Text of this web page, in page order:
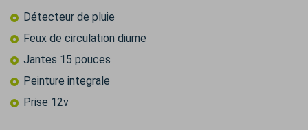
Détecteur de pluie
Feux de circulation diurne
Jantes 15 pouces
Peinture integrale
Prise 12v